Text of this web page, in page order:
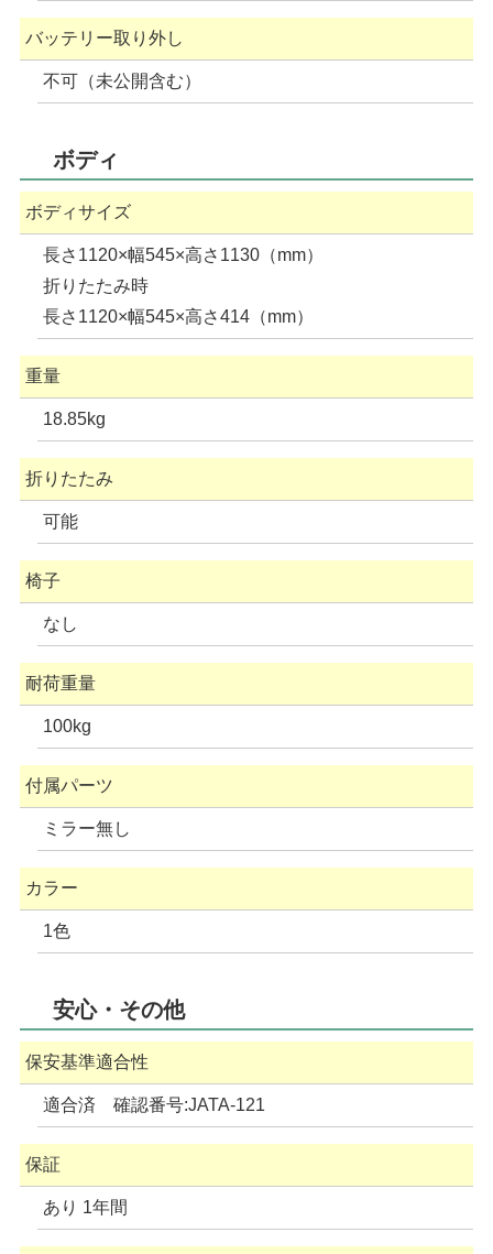
バッテリー取り外し
不可（未公開含む）
ボディ
ボディサイズ
長さ1120×幅545×高さ1130（mm）
折りたたみ時
長さ1120×幅545×高さ414（mm）
重量
18.85kg
折りたたみ
可能
椅子
なし
耐荷重量
100kg
付属パーツ
ミラー無し
カラー
1色
安心・その他
保安基準適合性
適合済 確認番号:JATA-121
保証
あり 1年間